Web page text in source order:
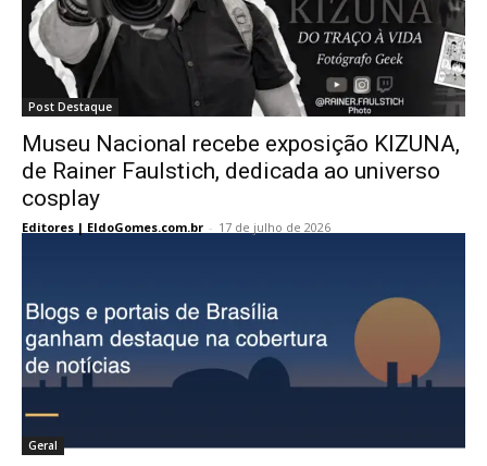
Post Destaque
Museu Nacional recebe exposição KIZUNA,
de Rainer Faulstich, dedicada ao universo
cosplay
Editores | EldoGomes.com.br - 17 de julho de 2026
Geral